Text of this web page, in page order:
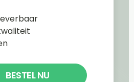
BESTEL NU